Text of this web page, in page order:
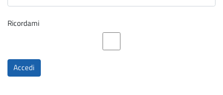
Ricordami
Accedi